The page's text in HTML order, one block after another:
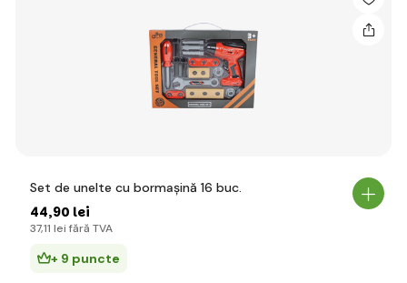
Set de unelte cu bormașină 16 buc.
44,90 lei
37,11 lei fără TVA
+ 9 puncte